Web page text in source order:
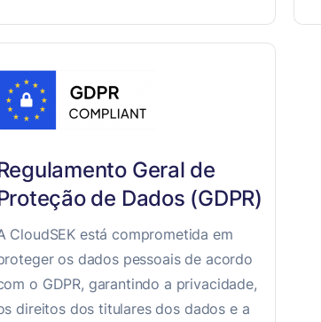
Geral de
de Dados (GDPR)
CloudSEK está comprometida em
os dados pessoais de acordo
o GDPR, garantindo a privacidade,
direitos dos titulares dos dados e a